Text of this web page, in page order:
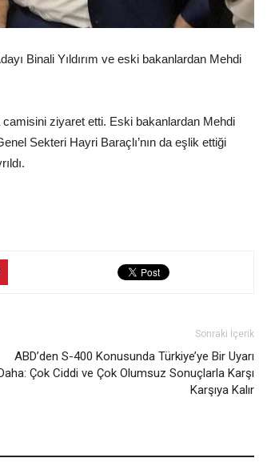
Binali Yıldırım ve eski bakanlardan Mehdi
camisini ziyaret etti. Eski bakanlardan Mehdi
Sekteri Hayri Baraçlı’nın da eşlik ettiği
Sonraki İçerik
ABD’den S-400 Konusunda Türkiye’ye Bir Uyarı
Çok Ciddi ve Çok Olumsuz Sonuçlarla Karşı
Karşıya Kalır